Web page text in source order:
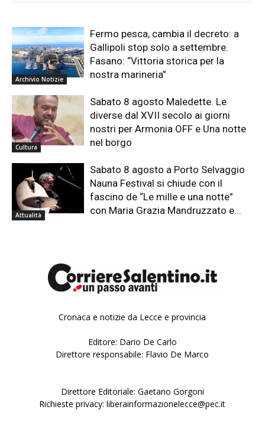
Archivio Notizie
Fermo pesca, cambia il decreto: a
Gallipoli stop solo a settembre.
Fasano: “Vittoria storica per la
nostra marineria”
Cultura
Sabato 8 agosto Maledette. Le
diverse dal XVII secolo ai giorni
nostri per Armonia OFF e Una notte
nel borgo
Attualità
Sabato 8 agosto a Porto Selvaggio
Nauna Festival si chiude con il
fascino de “Le mille e una notte”
con Maria Grazia Mandruzzato e...
Cronaca e notizie da Lecce e provincia
Editore: Dario De Carlo
Direttore responsabile: Flavio De Marco
Direttore Editoriale: Gaetano Gorgoni
Richieste privacy: liberainformazionelecce@pec.it